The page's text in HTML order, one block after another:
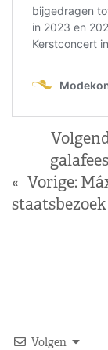
« Vorige:
Volgen